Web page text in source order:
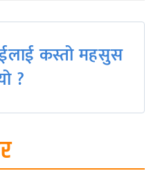
कस्तो महसुस
?